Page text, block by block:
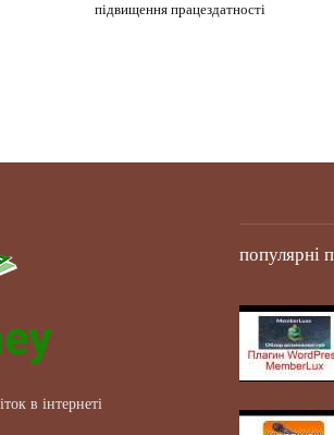
підвищення працездатності
в інтернеті
популярні